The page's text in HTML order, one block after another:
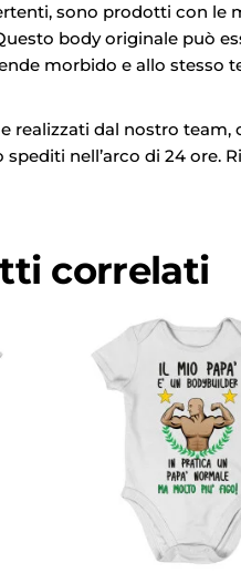
sono prodotti con le
body originale può
morbido e allo stesso
realizzati dal nostro team,
nell’arco di 24 ore.
correlati